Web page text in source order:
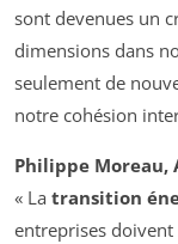
sont devenues un
dimensions dans
seulement de
notre cohésion
Philippe Moreau,
« La transition
entreprises doivent